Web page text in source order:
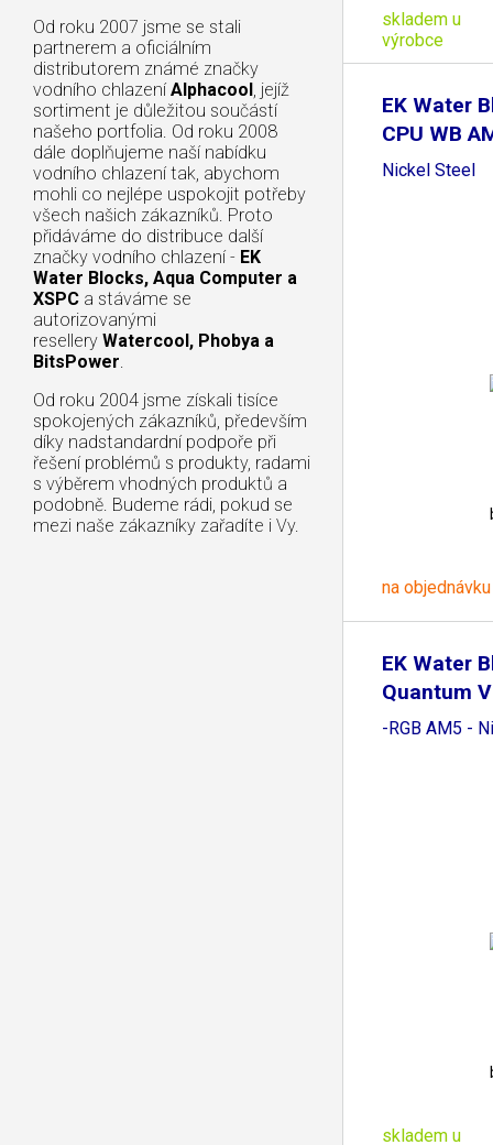
Od roku 2007 jsme se stali
partnerem a oficiálním
distributorem známé značky
vodního chlazení Alphacool, jejíž
sortiment je důležitou součástí
našeho portfolia. Od roku 2008
dále doplňujeme naší nabídku
vodního chlazení tak, abychom
mohli co nejlépe uspokojit potřeby
všech našich zákazníků. Proto
přidáváme do distribuce další
značky vodního chlazení - EK
Water Blocks, Aqua Computer a
XSPC a stáváme se
autorizovanými
resellery Watercool, Phobya a
BitsPower.
Od roku 2004 jsme získali tisíce
spokojených zákazníků, především
díky nadstandardní podpoře při
řešení problémů s produkty, radami
s výběrem vhodných produktů a
podobně. Budeme rádi, pokud se
mezi naše zákazníky zařadíte i Vy.
skladem u
výrobce
EK Water
CPU WB
Nickel Steel
na objednávku
EK Water
Quantum
-RGB AM5 -
skladem u